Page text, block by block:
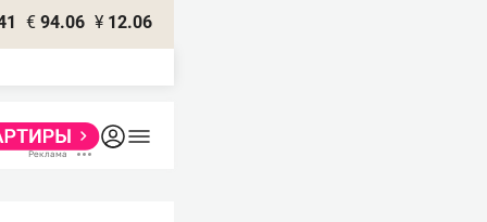
€ 94.06 ¥ 12.06